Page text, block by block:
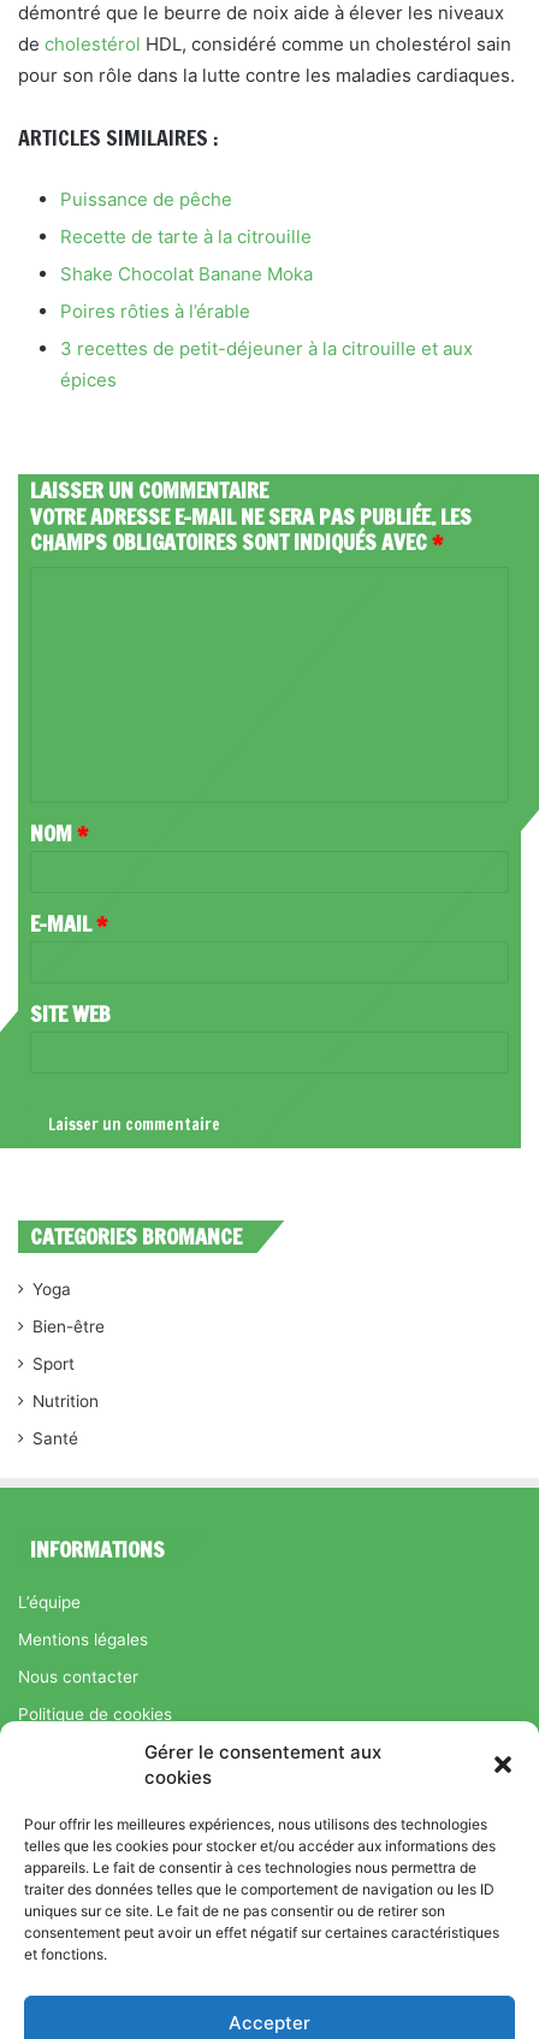
Gérer le consentement aux
cookies
Pour offrir les meilleures expériences, nous utilisons des technologies
telles que les cookies pour stocker et/ou accéder aux informations des
appareils. Le fait de consentir à ces technologies nous permettra de
traiter des données telles que le comportement de navigation ou les ID
uniques sur ce site. Le fait de ne pas consentir ou de retirer son
consentement peut avoir un effet négatif sur certaines caractéristiques
et fonctions.
Accepter
démontré que le beurre de noix aide à élever les niveaux
de cholestérol HDL, considéré comme un cholestérol sain
pour son rôle dans la lutte contre les maladies cardiaques.
ARTICLES SIMILAIRES :
Puissance de pêche
Recette de tarte à la citrouille
Shake Chocolat Banane Moka
Poires rôties à l’érable
3 recettes de petit-déjeuner à la citrouille et aux
épices
LAISSER UN COMMENTAIRE
VOTRE ADRESSE E-MAIL NE SERA PAS PUBLIÉE.LES
CHAMPS OBLIGATOIRES SONT INDIQUÉS AVEC*
A
R
NOM*
E-MAIL*
SITE WEB
CATEGORIES BROMANCE
Yoga
Bien-être
Sport
Nutrition
Santé
INFORMATIONS
L’équipe
Mentions légales
Nous contacter
Politique de cookies
Régime Savoir Maigrir.fr : La méthode Jean-Michel Cohen pour
une perte de poids durable
© Copyright 2026, Tous droits réservés |Bromance
Bien-Être : Yoga, Bien-être, Nutrition et Sport
L’équipe
Régime Savoir Maigrir.fr : La méthode Jean-Michel Cohen pour